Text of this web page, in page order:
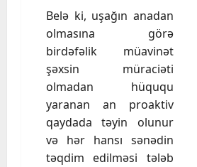
Belə ki, uşağın anadan
olmasına görə
birdəfəlik müavinət
şəxsin müraciəti
olmadan hüququ
yaranan an proaktiv
qaydada təyin olunur
və hər hansı sənədin
təqdim edilməsi tələb